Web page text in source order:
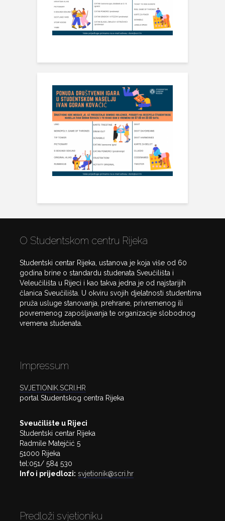
O Studentskom centru Rijeka
Studentski centar Rijeka, ustanova je koja više od 60
godina brine o standardu studenata Sveučilišta i
Veleučilišta u Rijeci i kao takva jedna je od najstarijih
članica Sveučilišta. U okviru svojih djelatnosti studentima
pruža usluge stanovanja, prehrane, privremenog ili
povremenog zapošljavanja te organizacije slobodnog
vremena studenata.
Impressum
SVJETIONIK.SCRI.HR
portal Studentskog centra Rijeka
Sveučilište u Rijeci
Studentski centar Rijeka
Radmile Matejčić 5
51000 Rijeka
tel:051/ 584 530
Info i prijedlozi: svjetionik@scri.hr
Predloži svjetioniku